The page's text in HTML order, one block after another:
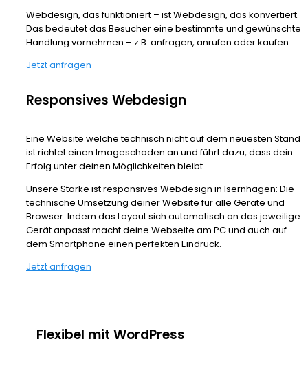
Webdesign, das funktioniert – ist Webdesign, das konvertiert.
Das bedeutet das Besucher eine bestimmte und gewünschte
Handlung vornehmen – z.B. anfragen, anrufen oder kaufen.
Jetzt anfragen
Responsives Webdesign
Eine Website welche technisch nicht auf dem neuesten Stand
ist richtet einen Imageschaden an und führt dazu, dass dein
Erfolg unter deinen Möglichkeiten bleibt.
Unsere Stärke ist responsives Webdesign in Isernhagen: Die
technische Umsetzung deiner Website für alle Geräte und
Browser. Indem das Layout sich automatisch an das jeweilige
Gerät anpasst macht deine Webseite am PC und auch auf
dem Smartphone einen perfekten Eindruck.
Jetzt anfragen
Flexibel mit WordPress